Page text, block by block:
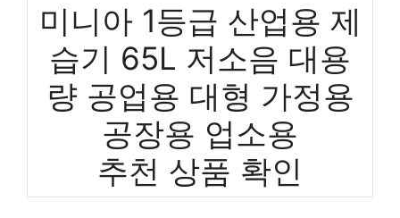
미니아 1등급 산업용 제
습기 65L 저소음 대용
량 공업용 대형 가정용
공장용 업소용
추천 상품 확인